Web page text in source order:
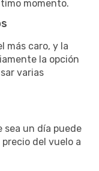
momento.
más caro, y la
la opción
varias
sea un día puede
del vuelo a